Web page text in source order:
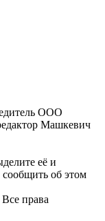
ООО
Машкевич
её и
об этом
права